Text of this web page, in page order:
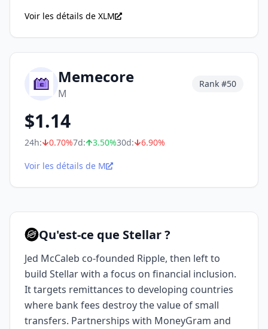
Voir les détails de XLM
Memecore
M
Rank #50
$1.14
24h: 0.70%7d: 3.50%30d: 6.90%
Voir les détails de M
Qu'est-ce que Stellar ?
Jed McCaleb co-founded Ripple, then left to
build Stellar with a focus on financial inclusion.
It targets remittances to developing countries
where bank fees destroy the value of small
transfers. Partnerships with MoneyGram and